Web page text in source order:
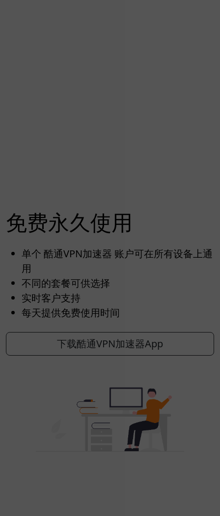
免费永久使用
单个 酷通VPN加速器 账户可在所有设备上通
用
不同的套餐可供选择
实时客户支持
每天提供免费使用时间
下载酷通VPN加速器App